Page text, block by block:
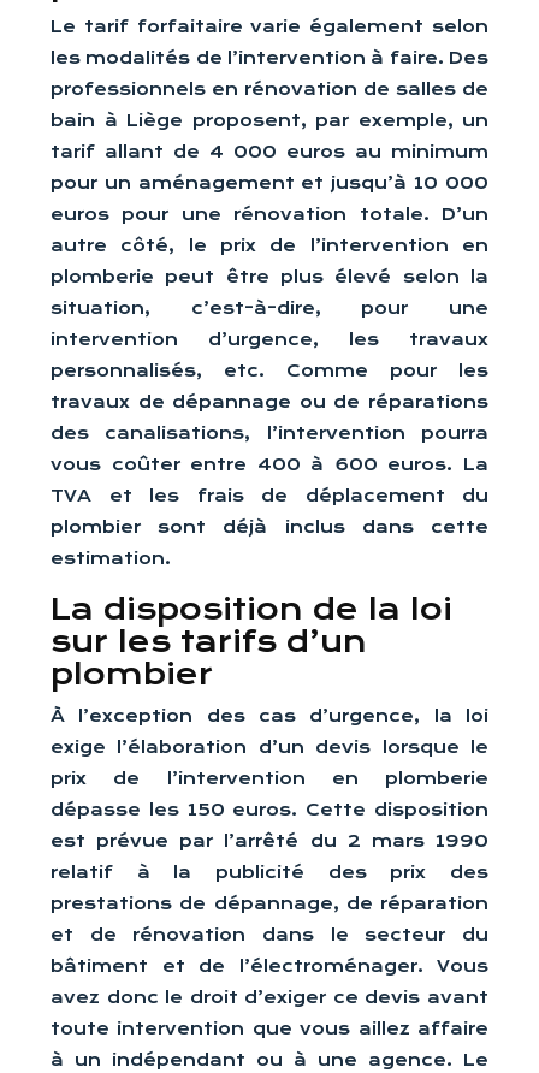
Le tarif forfaitaire varie également selon
les modalités de l’intervention à faire. Des
professionnels en rénovation de salles de
bain à Liège proposent, par exemple, un
tarif allant de 4 000 euros au minimum
pour un aménagement et jusqu’à 10 000
euros pour une rénovation totale. D’un
autre côté, le prix de l’intervention en
plomberie peut être plus élevé selon la
situation, c’est-à-dire, pour une
intervention d’urgence, les travaux
personnalisés, etc. Comme pour les
travaux de dépannage ou de réparations
des canalisations, l’intervention pourra
vous coûter entre 400 à 600 euros. La
TVA et les frais de déplacement du
plombier sont déjà inclus dans cette
estimation.
La disposition de la loi
sur les tarifs d’un
plombier
À l’exception des cas d’urgence, la loi
exige l’élaboration d’un devis lorsque le
prix de l’intervention en plomberie
dépasse les 150 euros. Cette disposition
est prévue par l’arrêté du 2 mars 1990
relatif à la publicité des prix des
prestations de dépannage, de réparation
et de rénovation dans le secteur du
bâtiment et de l’électroménager. Vous
avez donc le droit d’exiger ce devis avant
toute intervention que vous aillez affaire
à un indépendant ou à une agence. Le